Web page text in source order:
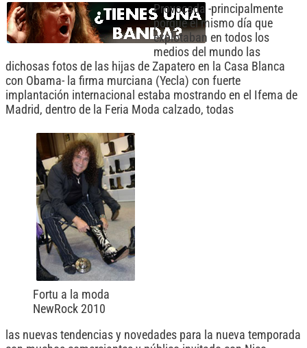
Provocada -principalmente
porque el mismo día que
explotaban en todos los
medios del mundo las
dichosas fotos de las hijas de Zapatero en la Casa Blanca
con Obama- la firma murciana (Yecla) con fuerte
implantación internacional estaba mostrando en el Ifema de
Madrid, dentro de la Feria Moda calzado, todas
Fortu a la moda
NewRock 2010
las nuevas tendencias y novedades para la nueva temporada